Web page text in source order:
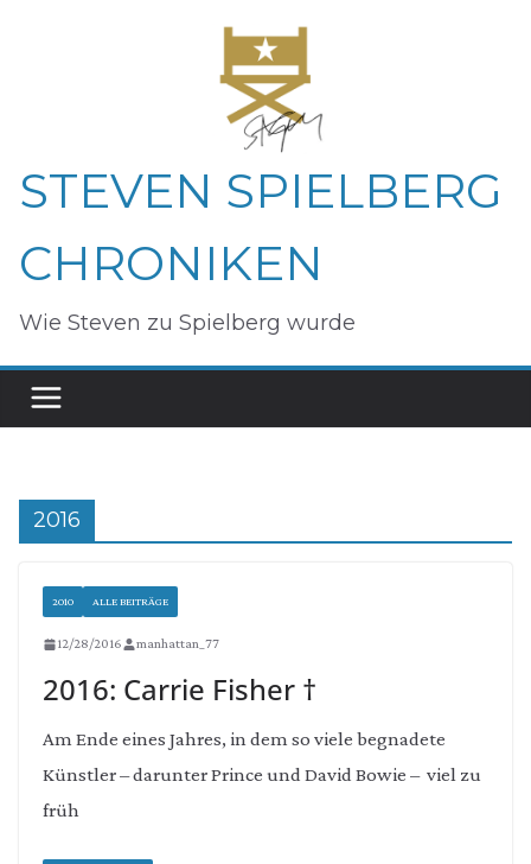
STEVEN SPIELBERG
CHRONIKEN
Wie Steven zu Spielberg wurde
2016
2010 ALLE BEITRÄGE
12/28/2016 manhattan_77
2016: Carrie Fisher †
Am Ende eines Jahres, in dem so viele begnadete
Künstler – darunter Prince und David Bowie – viel zu
früh